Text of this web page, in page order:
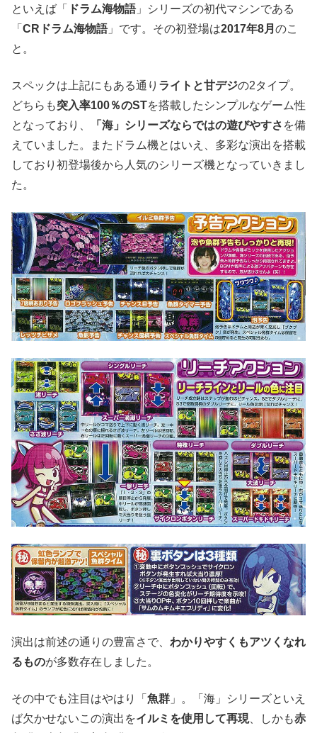
といえば「 ドラム海物語」シリーズの初代マシンである
「 CRドラム海物語」です。その初登場は2017年8月 のこ
と。
スペックは上記にもある通り ライトと甘デジの2タイプ。
どちらも突入率100％のSTを搭載したシンプルなゲーム性
となっており、
「海」シリーズならではの遊びやすさ を備
えていました。またドラム機とはいえ、多彩な演出を搭載
しており初登場後から人気のシリーズ機となっていきまし
た。
演出は前述の通りの豊富さで、 わかりやすくもアツくなれ
るものが多数存在しました。
その中でも注目はやはり「 魚群 」。「海」シリーズといえ
ば欠かせないこの演出をイルミを使用して再現、しかも赤